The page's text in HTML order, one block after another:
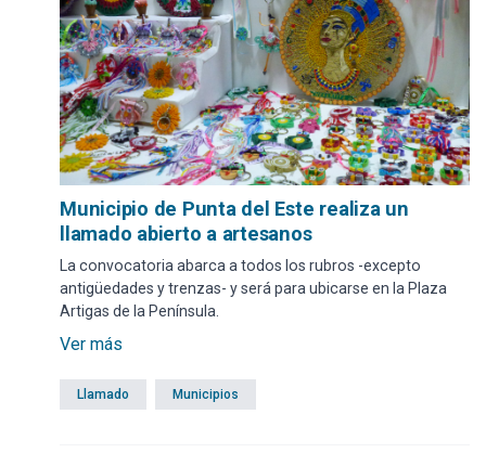
Municipio de Punta del Este realiza un
llamado abierto a artesanos
La convocatoria abarca a todos los rubros -excepto
antigüedades y trenzas- y será para ubicarse en la Plaza
Artigas de la Península.
Ver más
Llamado Municipios